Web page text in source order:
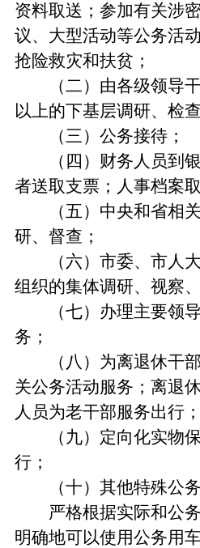
资料取送；参加有关涉
议、大型活动等公务活
抢险救灾和扶贫；
（二）由各级领导干
以上的下基层调研、检查
（三）公务接待；
（四）财务人员到银
者送取支票；人事档案取
（五）中央和省相关
研、督查；
（六）市委、市人大
组织的集体调研、视察
（七）办理主要领导
务；
（八）为离退休干部
关公务活动服务；离退
人员为老干部服务出行；
（九）定向化实物保
行；
（十）其他特殊公务
严格根据实际和公务
明确地可以使用公务用